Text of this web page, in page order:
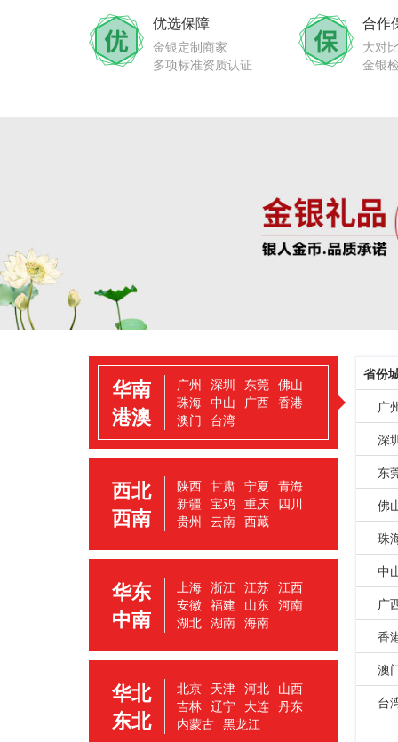
优选保障
金银定制商家
多项标准资质认证
合作
大对
金银
华南
港澳
广州 深圳 东莞 佛山
珠海 中山 广西 香港
澳门 台湾
西北
西南
陕西 甘肃 宁夏 青海
新疆 宝鸡 重庆 四川
贵州 云南 西藏
华东
中南
上海 浙江 江苏 江西
安徽 福建 山东 河南
湖北 湖南 海南
华北
东北
北京 天津 河北 山西
吉林 辽宁 大连 丹东
内蒙古 黑龙江
省份
广
深
东
佛
珠
中
广
香
澳
台